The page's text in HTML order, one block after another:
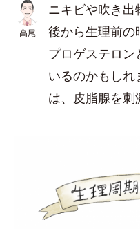
高尾
ニキビや吹き
後から生理前の
プロゲステロン
いるのかもし
は、皮脂腺を刺